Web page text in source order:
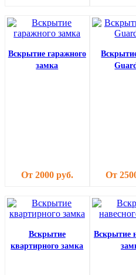
Вскрытие гаражного
замка
От 2000 руб. От
Вскрытие
квартирного замка
Вскрытие